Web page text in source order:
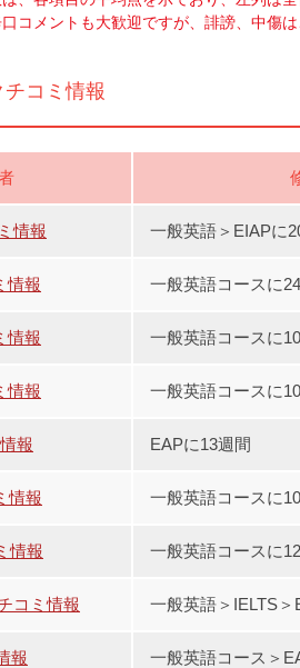
コメントも大歓迎ですが、誹謗、中傷は
コミ情報
情報 一般英語＞EIAPに
情報 一般英語コースに
情報 一般英語コースに
情報 一般英語コースに
報 EAPに13週間
情報 一般英語コースに
情報 一般英語コースに
コミ情報 一般英語＞IELTS
報 一般英語コース＞